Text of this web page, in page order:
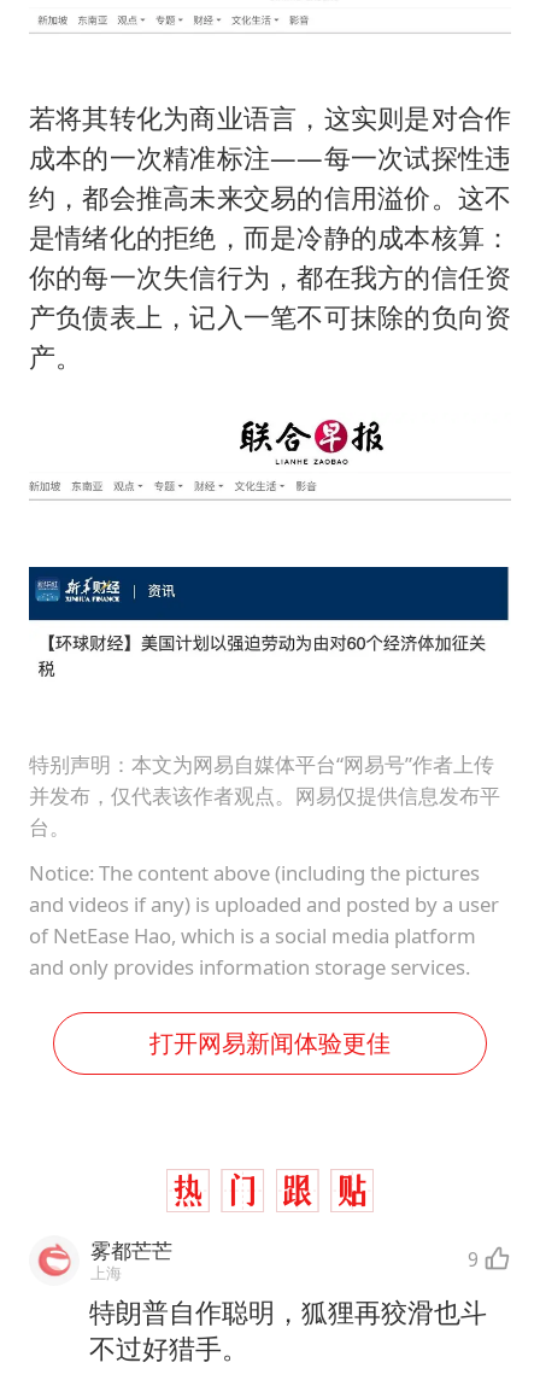
若将其转化为商业语言，这实则是对合作
成本的一次精准标注——每一次试探性违
约，都会推高未来交易的信用溢价。这不
是情绪化的拒绝，而是冷静的成本核算：
你的每一次失信行为，都在我方的信任资
产负债表上，记入一笔不可抹除的负向资
产。
特别声明：本文为网易自媒体平台“网易号”作者上传
并发布，仅代表该作者观点。网易仅提供信息发布平
台。
Notice: The content above (including the pictures
and videos if any) is uploaded and posted by a user
of NetEase Hao, which is a social media platform
and only provides information storage services.
打开网易新闻体验更佳
雾都芒芒
上海 9
特朗普自作聪明，狐狸再狡滑也斗
不过好猎手。